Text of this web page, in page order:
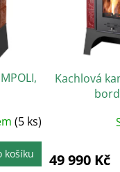
(5 ks)
košíku
Kachlová
49 990 Kč